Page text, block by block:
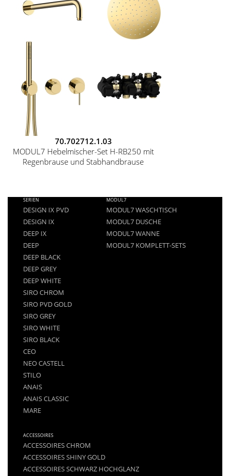
70.702712.1.03
MODUL7 Hebelmischer-Set H-RB250 mit
Regenbrause und Stabhandbrause
FOOTER
MENU
SERIEN
DESIGN IX PVD
DESIGN IX
DEEP IX
DEEP
DEEP BLACK
DEEP GREY
DEEP WHITE
SIRO CHROM
SIRO PVD GOLD
SIRO GREY
SIRO WHITE
SIRO BLACK
CEO
NEO CASTELL
STILO
ANAIS
ANAIS CLASSIC
MARE
MODUL7
MODUL7 WASCHTISCH
MODUL7 DUSCHE
MODUL7 WANNE
MODUL7 KOMPLETT-SETS
ACCESSOIRES
ACCESSOIRES CHROM
ACCESSOIRES SHINY GOLD
ACCESSOIRES SCHWARZ HOCHGLANZ